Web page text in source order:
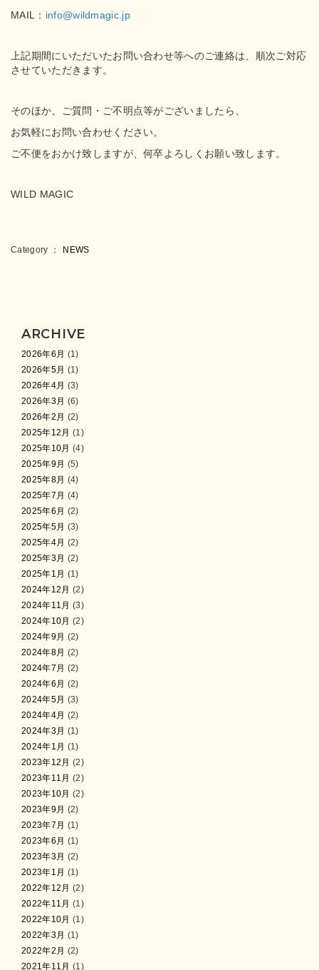
MAIL： info@wildmagic.jp
上記期間にいただいたお問い合わせ等へのご連絡は、
順次ご対応
させていただきます。
そのほか、ご質問・ご不明点等がございましたら、
お気軽にお問い合わせください。
ご不便をおかけ致しますが、何卒よろしくお願い致します。
WILD MAGIC
Category ： NEWS
ARCHIVE
2026年6月 (1)
2026年5月 (1)
2026年4月 (3)
2026年3月 (6)
2026年2月 (2)
2025年12月 (1)
2025年10月 (4)
2025年9月 (5)
2025年8月 (4)
2025年7月 (4)
2025年6月 (2)
2025年5月 (3)
2025年4月 (2)
2025年3月 (2)
2025年1月 (1)
2024年12月 (2)
2024年11月 (3)
2024年10月 (2)
2024年9月 (2)
2024年8月 (2)
2024年7月 (2)
2024年6月 (2)
2024年5月 (3)
2024年4月 (2)
2024年3月 (1)
2024年1月 (1)
2023年12月 (2)
2023年11月 (2)
2023年10月 (2)
2023年9月 (2)
2023年7月 (1)
2023年6月 (1)
2023年3月 (2)
2023年1月 (1)
2022年12月 (2)
2022年11月 (1)
2022年10月 (1)
2022年3月 (1)
2022年2月 (2)
2021年11月 (1)